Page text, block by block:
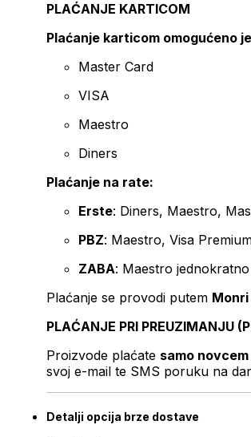
PLAĆANJE KARTICOM
Plaćanje karticom omogućeno
Master Card
VISA
Maestro
Diners
Plaćanje na rate:
Erste: Diners, Maestro,
PBZ: Maestro, Visa
ZABA: Maestro
Plaćanje se provodi putem Monri
PLAĆANJE PRI PREUZIMANJU
Proizvode plaćate samo
svoj e-mail te SMS poruku na
Detalji opcija brze dostave